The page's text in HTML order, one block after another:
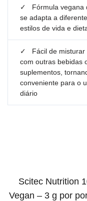
✓
Fórmula vegana
se adapta a
estilos de vida e
✓
Fácil de misturar
com outras bebidas
suplementos,
conveniente para o
diário
Scitec Nutrition
Vegan – 3 g por